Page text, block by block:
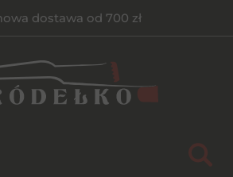
dostawa od 700 zł